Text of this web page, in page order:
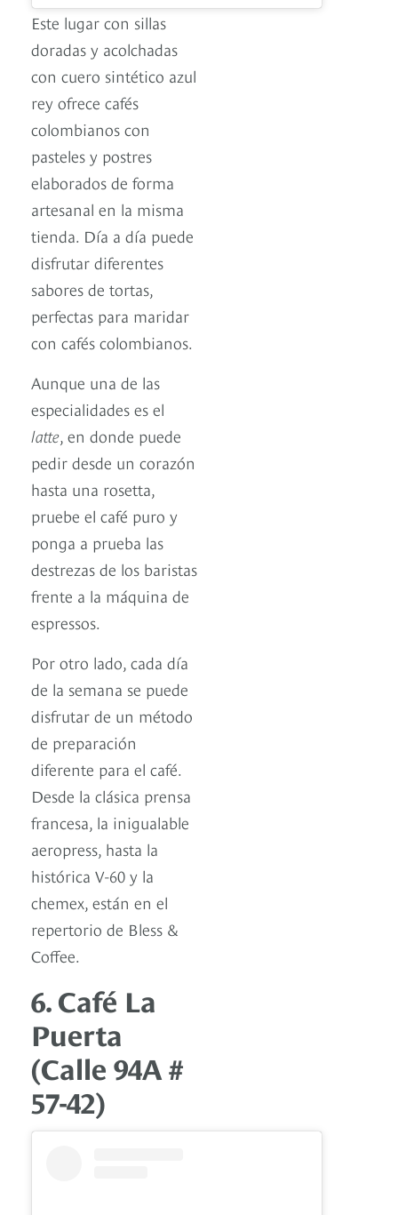
Este lugar con sillas
doradas y acolchadas
con cuero sintético azul
rey ofrece cafés
colombianos con
pasteles y postres
elaborados de forma
artesanal en la misma
tienda. Día a día puede
disfrutar diferentes
sabores de tortas,
perfectas para maridar
con cafés colombianos.
Aunque una de las
especialidades es el
latte , en donde puede
pedir desde un corazón
hasta una rosetta,
pruebe el café puro y
ponga a prueba las
destrezas de los baristas
frente a la máquina de
espressos.
Por otro lado, cada día
de la semana se puede
disfrutar de un método
de preparación
diferente para el café.
Desde la clásica prensa
francesa, la inigualable
aeropress, hasta la
histórica V-60 y la
chemex, están en el
repertorio de Bless &
Coffee.
6. Café La
Puerta
(Calle 94A #
57-42)